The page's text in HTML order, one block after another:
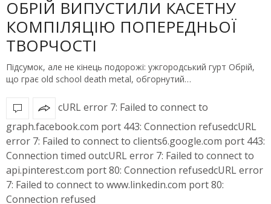
ОБРІЙ ВИПУСТИЛИ КАСЕТНУ
КОМПІЛЯЦІЮ ПОПЕРЕДНЬОЇ
ТВОРЧОСТІ
Підсумок, але не кінець подорожі: ужгородський гурт Обрій,
що грає old school death metal, обгорнутий…
cURL error 7: Failed to connect to
graph.facebook.com port 443: Connection refusedcURL
error 7: Failed to connect to clients6.google.com port 443:
Connection timed outcURL error 7: Failed to connect to
api.pinterest.com port 80: Connection refusedcURL error
7: Failed to connect to www.linkedin.com port 80:
Connection refused